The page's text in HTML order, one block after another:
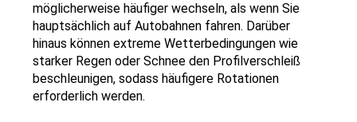
möglicherweise häufiger wechseln, als wenn Sie
hauptsächlich auf Autobahnen fahren. Darüber
hinaus können extreme Wetterbedingungen wie
starker Regen oder Schnee den Profilverschleiß
beschleunigen, sodass häufigere Rotationen
erforderlich werden.